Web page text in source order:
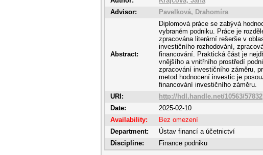
Advisor:
Pavelková, Drahomíra
Abstract:
Diplomová práce se zabývá
vybraném podniku. Práce je
zpracována literární rešerše v
investičního rozhodování,
financování. Praktická část je
vnějšího a vnitřního prostředí
zpracování investičního záměru,
metod hodnocení investic je
financování investičního záměru.
URI:
http://hdl.handle.net/10563/57832
Date:
2025-02-10
Availability:
Bez omezení
Department:
Ústav financí a účetnictví
Discipline:
Finance podniku